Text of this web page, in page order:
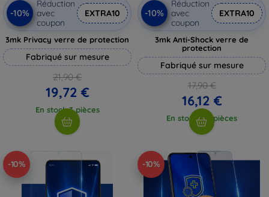
-10%
Réduction
avec
coupon
EXTRA10
3mk Privacy verre de protection
Fabriqué sur mesure
21,90 €
19,72 €
En stock 3 pièces
-10%
Réduction
avec
coupon
EXTRA10
3mk Anti-Shock verre de
protection
Fabriqué sur mesure
17,90 €
16,12 €
En stock > 5 pièces
-10% -10%